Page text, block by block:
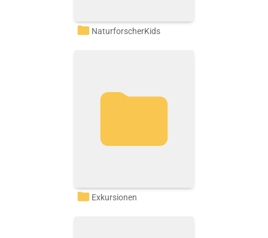
NaturforscherKids
Exkursionen